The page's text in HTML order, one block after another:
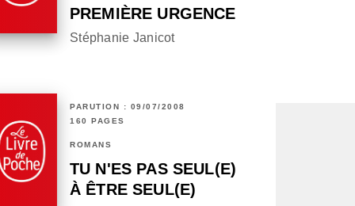
PREMIÈRE URGENCE
Stéphanie Janicot
PARUTION : 09/07/2008
160 PAGES
ROMANS
TU N'ES PAS SEUL(E)
À ÊTRE SEUL(E)